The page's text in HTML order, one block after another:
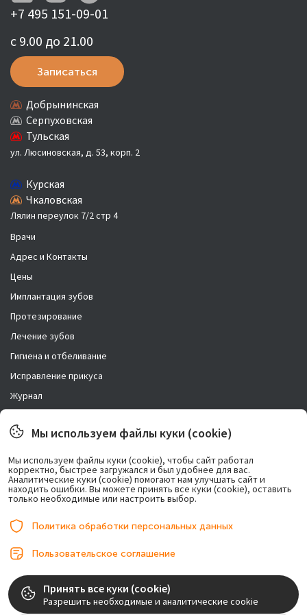
Врачи
Адрес и Контакты
Цены
Имплантация зубов
Протезирование
Лечение зубов
Гигиена и отбеливание
Исправление прикуса
Журнал
Правовая информация
Возможно лечение в рассрочку.
+7 495 151-09-01
с 9.00 до 21.00
Записаться
Добрынинская
Серпуховская
Тульская
ул. Люсиновская, д. 53, корп. 2
Курская
Чкаловская
Лялин переулок 7/2 стр 4
© 2017-2026, ООО «Центр имплантации». Любое использование либо
копирование материалов или подборки материалов сайта, элементов
дизайна и оформления допускается лишь с разрешения правообладателя и
Мы используем файлы куки (cookie)
Мы используем файлы куки (cookie), чтобы сайт работал
корректно, быстрее загружался и был удобнее для вас.
Аналитические куки (cookie) помогают нам улучшать сайт и
находить ошибки. Вы можете принять все куки (cookie), оставить
только необходимые или настроить выбор.
Политика обработки персональных данных
Пользовательское соглашение
Принять все куки (cookie)
Разрешить необходимые и аналитические cookie